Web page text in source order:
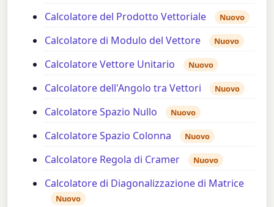
Calcolatore del Prodotto Vettoriale Nuovo
Calcolatore di Modulo del Vettore Nuovo
Calcolatore Vettore Unitario Nuovo
Calcolatore dell'Angolo tra Vettori Nuovo
Calcolatore Spazio Nullo Nuovo
Calcolatore Spazio Colonna Nuovo
Calcolatore Regola di Cramer Nuovo
Calcolatore di Diagonalizzazione di Matrice
Nuovo